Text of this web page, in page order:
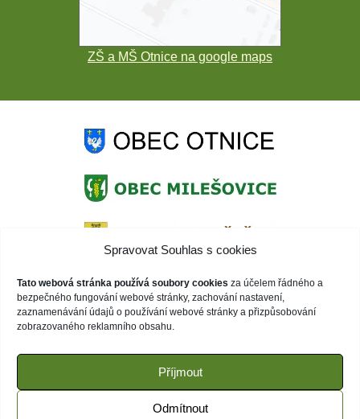
Spravovat Souhlas s cookies
Tato webová stránka používá soubory cookies za účelem řádného a
bezpečného fungování webové stránky, zachování nastavení,
zaznamenávání údajů o používání webové stránky a přizpůsobování
zobrazovaného reklamního obsahu.
Příjmout
Odmítnout
ZŠ a MŠ Otnice na google maps